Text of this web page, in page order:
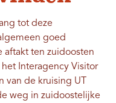
tot deze
goed
aftakt ten zuidoosten
Interagency Visitor
de kruising UT
weg in zuidoostelijke